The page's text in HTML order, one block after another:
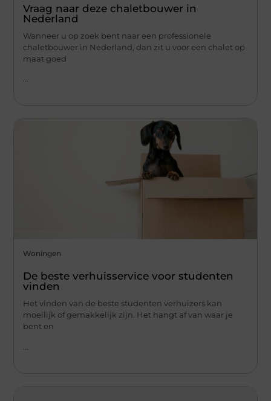
Vraag naar deze chaletbouwer in
Nederland
Wanneer u op zoek bent naar een professionele
chaletbouwer in Nederland, dan zit u voor een chalet op
maat goed
Woningen
De beste verhuisservice voor studenten
vinden
Het vinden van de beste studenten verhuizers kan
moeilijk of gemakkelijk zijn. Het hangt af van waar je
bent en